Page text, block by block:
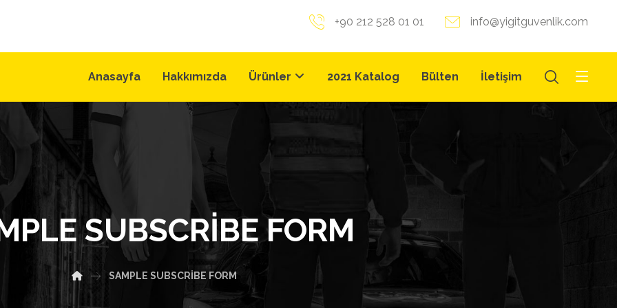
info@yigitguvenlik.com
+90 212 528 01 01
Anasayfa Hakkımızda Ürünler 2021 Katalog Bülten İletişim
SUBSCRIBE FORM
SAMPLE SUBSCRIBE FORM